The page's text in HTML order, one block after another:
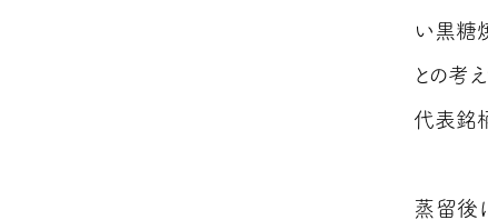
い黒糖
との考
代表銘
蒸留後